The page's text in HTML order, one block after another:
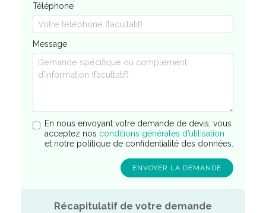
Téléphone
Message
En nous envoyant votre demande de devis, vous
acceptez nos conditions générales d’utilisation
et notre politique de confidentialité des données.
Récapitulatif de votre demande